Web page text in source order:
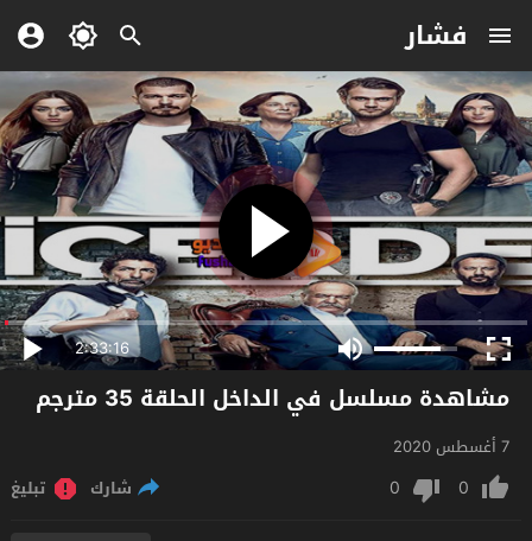
فشار
2:33:16
مشاهدة مسلسل في الداخل الحلقة 35 مترجم
7 أغسطس 2020
0
0 شارك تبليغ